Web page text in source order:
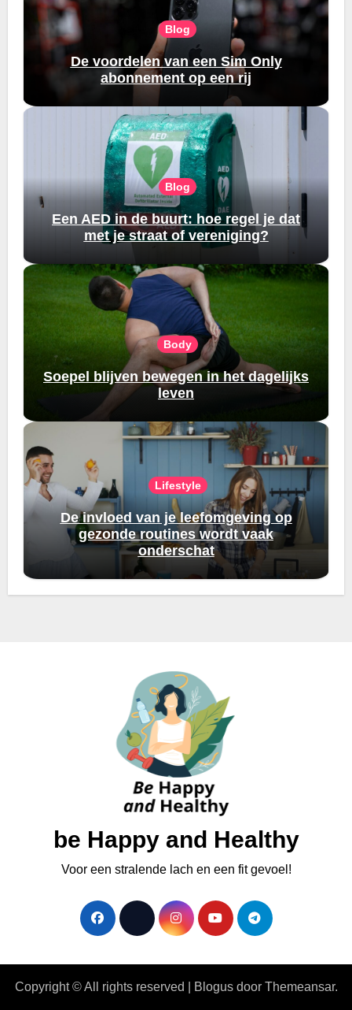
Blog
De voordelen van een Sim Only
abonnement op een rij
Blog
Een AED in de buurt: hoe regel je dat
met je straat of vereniging?
Body
Soepel blijven bewegen in het dagelijks
leven
Lifestyle
De invloed van je leefomgeving op
gezonde routines wordt vaak
onderschat
be Happy and Healthy
Voor een stralende lach en een fit gevoel!
Copyright © All rights reserved Blogusdoor Themeansar.